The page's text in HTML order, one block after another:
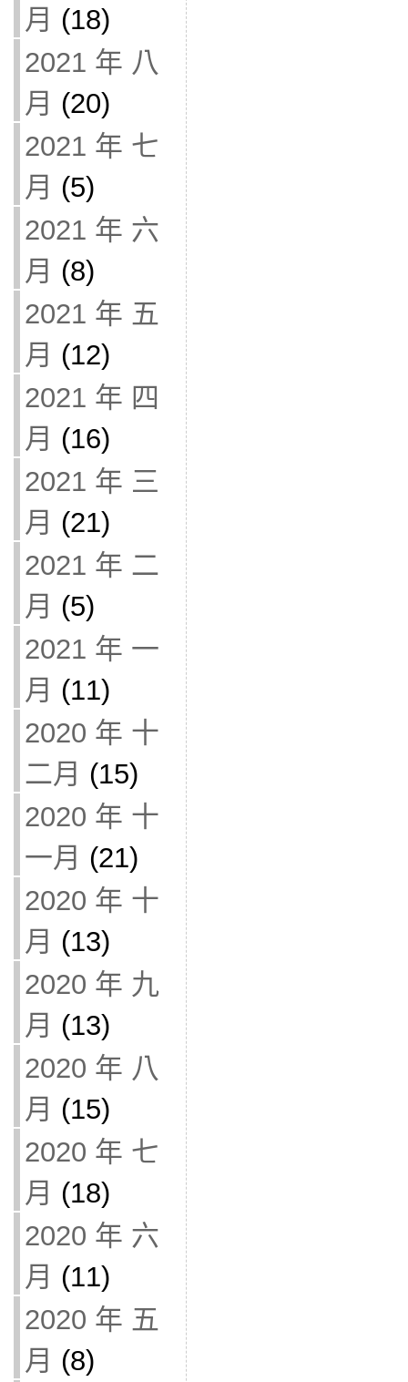
月 (18)
2021 年 八
月 (20)
2021 年 七
月 (5)
2021 年 六
月 (8)
2021 年 五
月 (12)
2021 年 四
月 (16)
2021 年 三
月 (21)
2021 年 二
月 (5)
2021 年 一
月 (11)
2020 年 十
二月 (15)
2020 年 十
一月 (21)
2020 年 十
月 (13)
2020 年 九
月 (13)
2020 年 八
月 (15)
2020 年 七
月 (18)
2020 年 六
月 (11)
2020 年 五
月 (8)